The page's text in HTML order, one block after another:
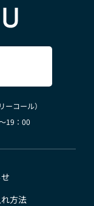
コール）
19：00
方法